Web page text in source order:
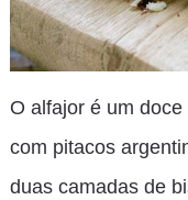
O alfajor é um
com pitacos
duas camadas de